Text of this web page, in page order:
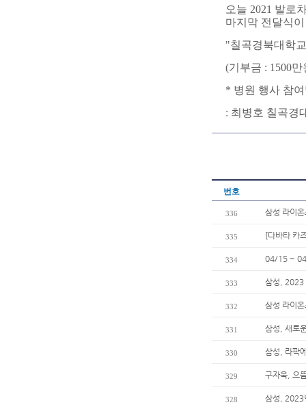
오늘 2021 발로
마지막 전달식
"칠곡경북대학
(기부금 : 1500만
* 병원 행사 참
: 최병호 칠곡경
번호
336 삼성 라이
335 [다바타 카
334 04/15 ~
333 삼성, 2023
332 삼성 라이
331 삼성, 새로
330 삼성, 라팍
329 구자욱, 으
328 삼성, 2023